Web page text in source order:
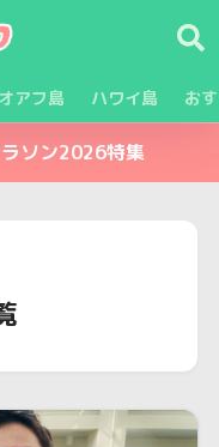
オアフ島 ハワイ島 お
ラソン2026特集